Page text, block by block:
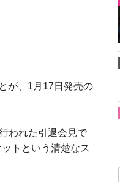
が、1月17日発売の
われた引退会見で
トという清楚なス